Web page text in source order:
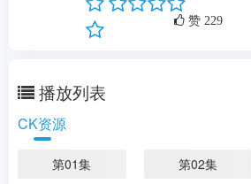
更多
赞 229
播放列表
CK资源
第01集 第02集